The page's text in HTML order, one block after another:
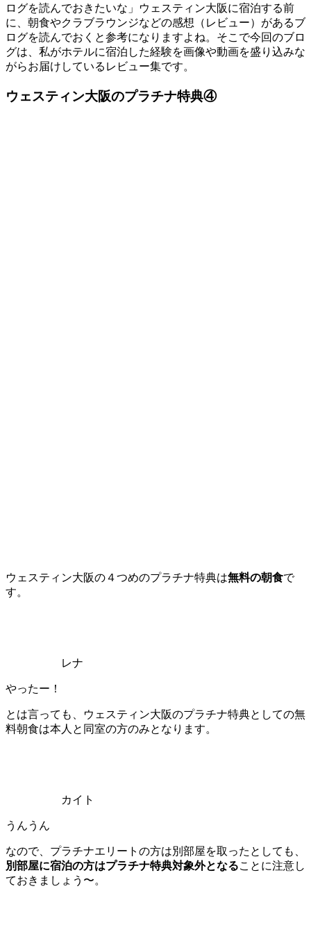
ログを読んでおきたいな」ウェスティン大阪に宿泊する前
に、朝食やクラブラウンジなどの感想（レビュー）があるブ
ログを読んでおくと参考になりますよね。そこで今回のブロ
グは、私がホテルに宿泊した経験を画像や動画を盛り込みな
がらお届けしているレビュー集です。
ウェスティン大阪のプラチナ特典④
ウェスティン大阪の４つめのプラチナ特典は無料の朝食で
す。
レナ
やったー！
とは言っても、ウェスティン大阪のプラチナ特典としての無
料朝食は本人と同室の方のみとなります。
カイト
うんうん
なので、プラチナエリートの方は別部屋を取ったとしても、
別部屋に宿泊の方はプラチナ特典対象外となることに注意し
ておきましょう〜。